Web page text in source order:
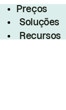
Preços
Soluções
Recursos